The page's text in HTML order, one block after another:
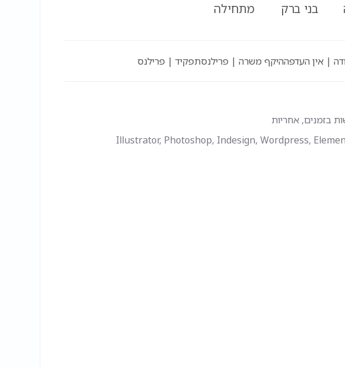
בני ברק מתחילה
| אין העדפההיקף משרה | פרילנסתפקיד | פרילנס
בזמנים, אחריות
Illustrator, Photoshop, Indesign, Wordpress,